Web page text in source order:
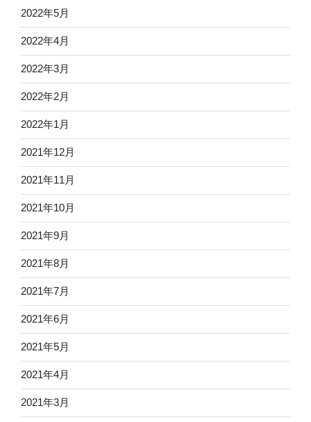
2022年5月
2022年4月
2022年3月
2022年2月
2022年1月
2021年12月
2021年11月
2021年10月
2021年9月
2021年8月
2021年7月
2021年6月
2021年5月
2021年4月
2021年3月